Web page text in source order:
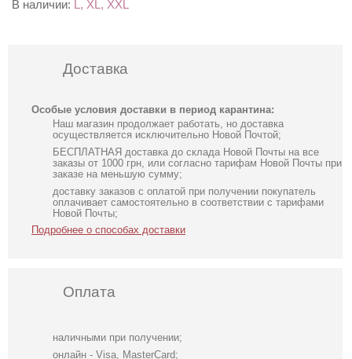
В наличии: L, XL, XXL
Доставка
Особые условия доставки в период карантина:
Наш магазин продолжает работать, но доставка
осуществляется исключительно Новой Почтой;
БЕСПЛАТНАЯ доставка до склада Новой Почты на все
заказы от 1000 грн, или согласно тарифам Новой Почты при
заказе на меньшую сумму;
доставку заказов с оплатой при получении покупатель
оплачивает самостоятельно в соответствии с тарифами
Новой Почты;
Подробнее о способах доставки
Оплата
наличными при получении;
онлайн - Visa, MasterCard;